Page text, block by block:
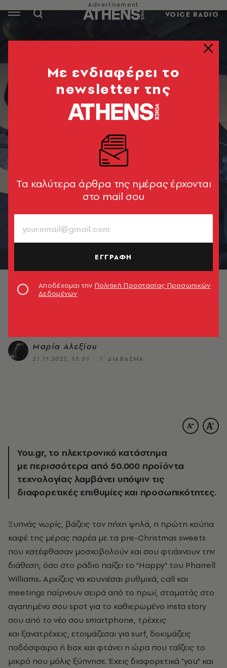
VOICE RADIO
Πώς θα ζήσεις τις πιο You
στιγμές σου;
Μαρία Αλεξίου
21.11.2022, 13:01 1’ ΔΙΑΒΑΣΜΑ
You.gr, το ηλεκτρονικό κατάστημα
με περισσότερα από 50.000 προϊόντα
τεχνολογίας λαμβάνει υπόψιν τις
διαφορετικές επιθυμίες και προσωπικότητες.
Ξυπνάς νωρίς, βάζεις τον πήχη ψηλά, η πρώτη κούπα
καφέ της μέρας παρέα με τα pre-Christmas sweets
που κατέφθασαν μοσχοβολούν και σου φτιάχνουν την
διάθεση, όσο στο ράδιο παίζει το "Happy" του Pharrell
Williams. Αρχίζεις να κουνιέσαι ρυθμικά, call και
meetings παίρνουν σειρά από το πρωί, σταματάς στο
αγαπημένο σου spot για τo καθιερωμένo insta story
σου από το νέο σου smartphone, τρέχεις
και ξανατρέχεις, ετοιμάζεσαι για surf, δοκιμάζεις
ποδόσφαιρο ή box και φτάνει η ώρα που ταΐζεις το
μικρό που μόλις ξύπνησε. Έχεις διαφορετικά "you" και
Mε ενδιαφέρει το
newsletter της
Tα καλύτερα άρθρα της ημέρας έρχονται
στο mail σου
ΕΓΓΡΑΦΗ
Αποδέχομαι την Πολιτική Προστασίας Προσωπικών
Δεδομένων